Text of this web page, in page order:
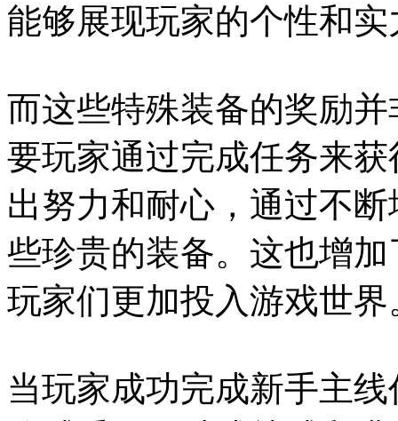
能够展现玩家的个性和实
而这些特殊装备的奖励
要玩家通过完成任务来
出努力和耐心，通过不
些珍贵的装备。这也增
玩家们更加投入游戏世界
当玩家成功完成新手主